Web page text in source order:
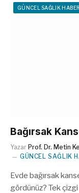
GÜNCEL SAĞLIK
Bağırsak
Yazar Prof. Dr. Metin
GÜNCEL SAĞLIK
Evde bağırsak
gördünüz? Tek